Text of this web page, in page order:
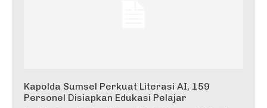
Kapolda Sumsel Perkuat Literasi AI, 159
Personel Disiapkan Edukasi Pelajar